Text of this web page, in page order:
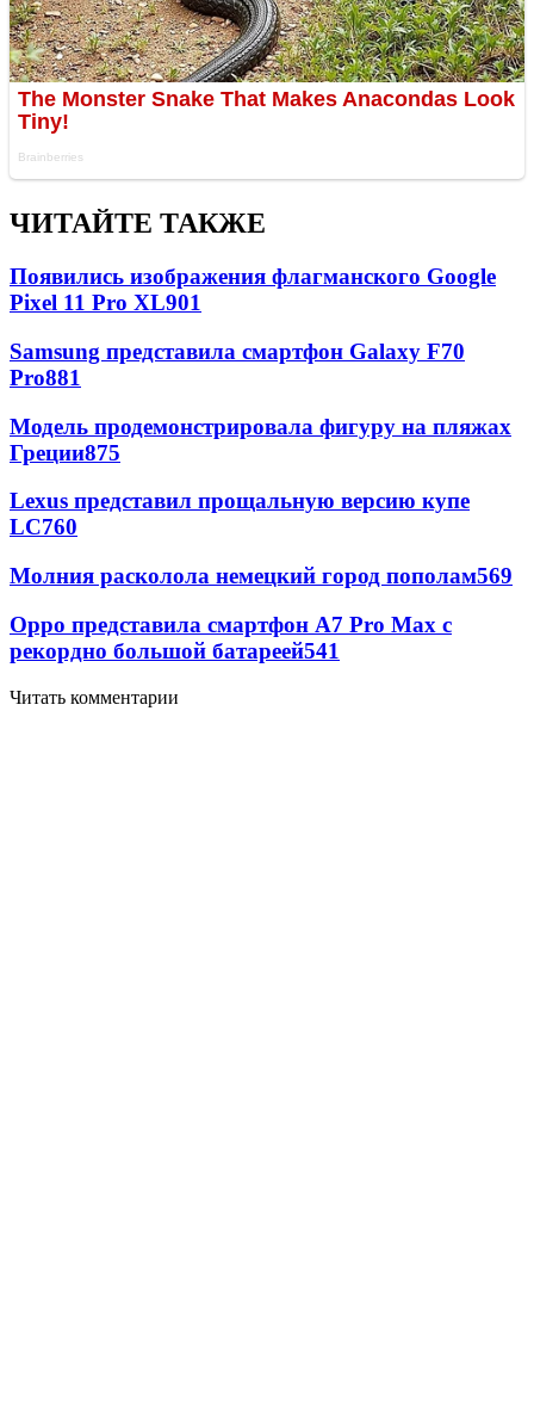
ЧИТАЙТЕ ТАКЖЕ
Появились изображения флагманского Google
Pixel 11 Pro XL901
Samsung представила смартфон Galaxy F70
Pro881
Модель продемонстрировала фигуру на пляжах
Греции875
Lexus представил прощальную версию купе
LC760
Молния расколола немецкий город пополам569
Oppo представила смартфон A7 Pro Max с
рекордно большой батареей541
Читать комментарии